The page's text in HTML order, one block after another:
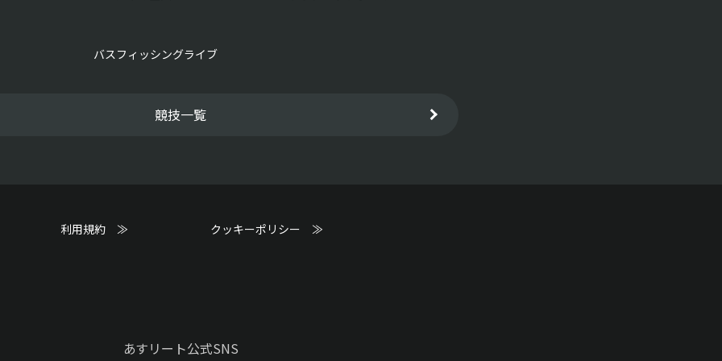
バスフィッシングライブ
競技一覧
利用規約 ≫ クッキーポリシー ≫
あすリート公式SNS